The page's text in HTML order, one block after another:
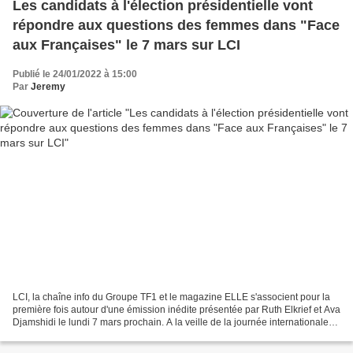
Les candidats à l'élection présidentielle vont
répondre aux questions des femmes dans "Face
aux Françaises" le 7 mars sur LCI
Publié le 24/01/2022 à 15:00
Par Jeremy
LCI, la chaîne info du Groupe TF1 et le magazine ELLE s'associent pour la
première fois autour d'une émission inédite présentée par Ruth Elkrief et Ava
Djamshidi le lundi 7 mars prochain. A la veille de la journée internationale